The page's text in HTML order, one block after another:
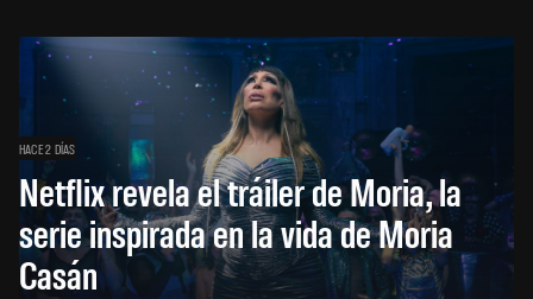
HACE 2 DÍAS
Netflix revela el tráiler de Moria, la
serie inspirada en la vida de Moria
Casán